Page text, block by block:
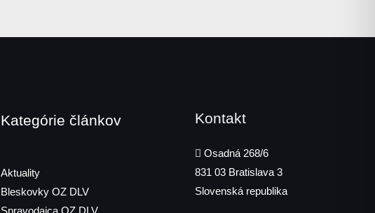
Kategórie článkov
Aktuality
Bleskovky OZ DLV
Spravodajca OZ DLV
Kontakt
Osadná 268/6
831 03 Bratislava 3
Slovenská republika